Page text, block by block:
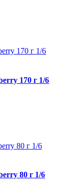
170 г 1/6
80 г 1/6